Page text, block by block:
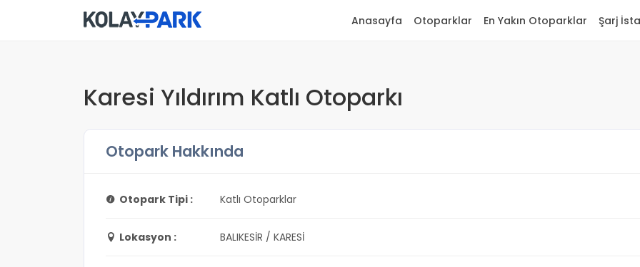
Anasayfa Otoparklar En Yakın Otoparklar Şarj
Karesi Yıldırım Katlı Otoparkı
Otopark Hakkında
Otopark Tipi : Katlı Otoparklar
Lokasyon : BALIKESİR / KARESİ